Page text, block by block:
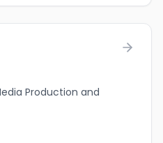
Production and